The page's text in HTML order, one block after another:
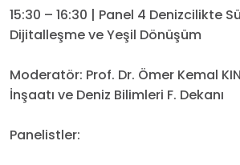
15:30 – 16:30 | Panel 4 Denizcilikte
Dijitalleşme ve Yeşil Dönüşüm
Moderatör: Prof. Dr. Ömer Kemal
İnşaatı ve Deniz Bilimleri F. Dekanı
Panelistler: